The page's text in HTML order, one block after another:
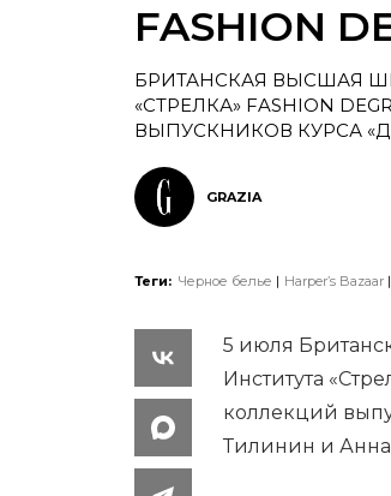
FASHION
БРИТАНСКАЯ ВЫСШАЯ
«СТРЕЛКА» FASHION
ВЫПУСКНИКОВ КУРСА
GRAZIA
Теги: Черное белье Harper’s Bazaar
5 июля
Института
коллекций
Тилинин и